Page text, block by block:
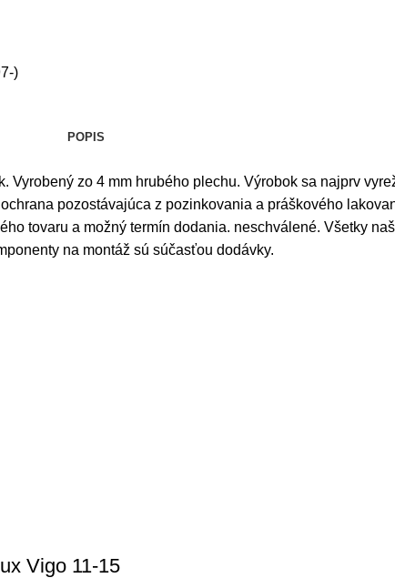
)
POPIS
zo 4 mm hrubého plechu. Výrobok sa najprv
pozostávajúca z pozinkovania a práškového
tovaru a možný termín dodania. neschválené. Všetky
na montáž sú súčasťou dodávky.
Vigo 11-15